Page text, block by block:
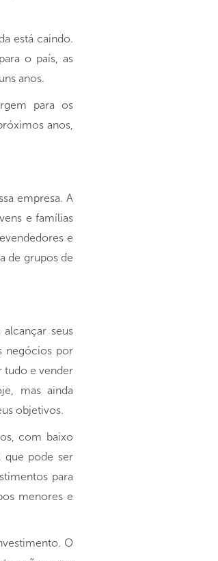
está caindo.
o país, as
anos.
para os
anos,
empresa. A
e famílias
e
de grupos de
seus
negócios por
tudo e vender
mas ainda
objetivos.
com baixo
que pode ser
para
menores e
O